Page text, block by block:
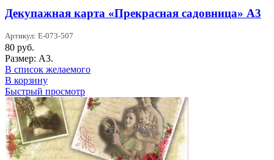
Декупажная карта «Прекрасная садовница» А3
Артикул: Е-073-507
80 руб.
Размер: А3.
В список желаемого
В корзину
Быстрый просмотр